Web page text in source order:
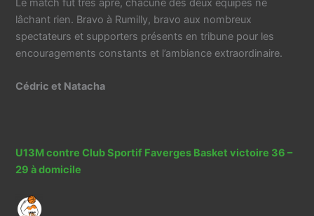
Le match fut très âpre, chacune des deux équipes ne
lâchant rien. Bravo à Rumilly, bravo aux nombreux
spectateurs et supporters présents en tribune pour les
encouragements constants et l’ambiance extraordinaire.
Cédric et Natacha
U13M contre Club Sportif Faverges Basket victoire 36 –
29 à domicile